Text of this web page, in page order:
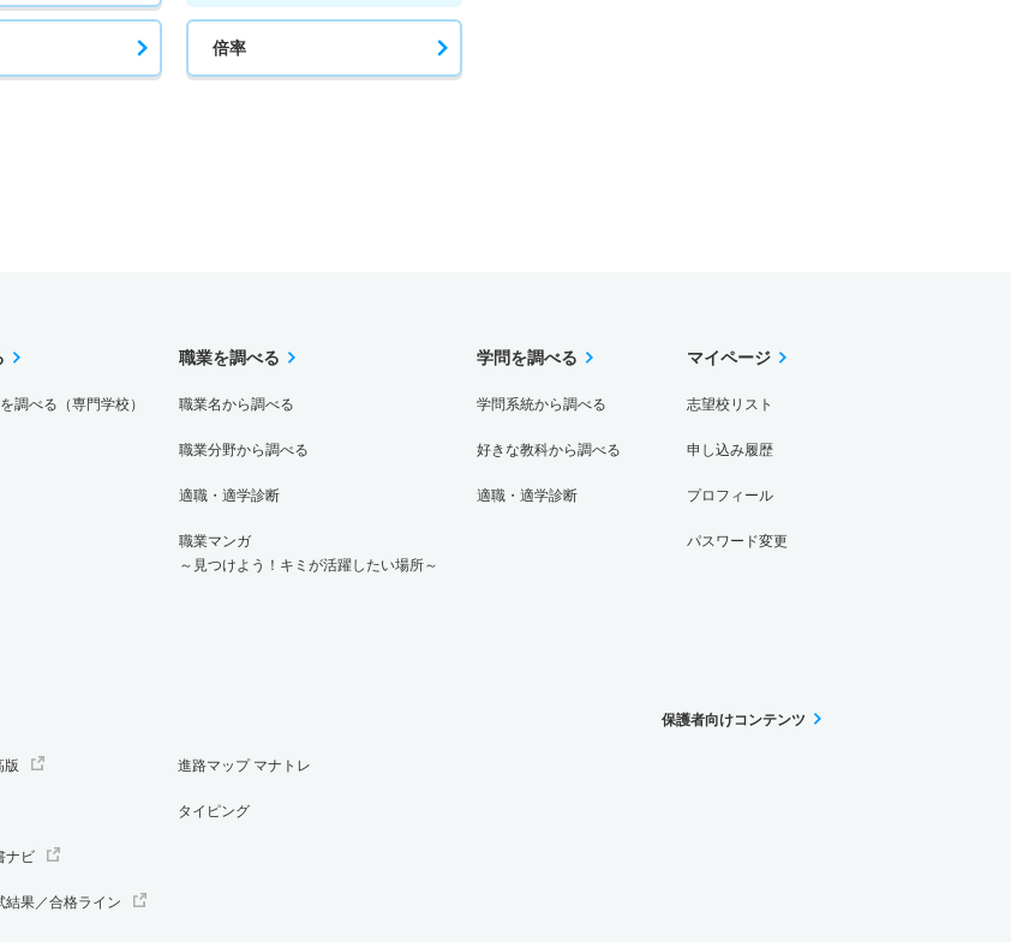
倍率
調べる（専門学校）
職業を調べる
職業名から調べる
職業分野から調べる
適職・適学診断
職業マンガ
～見つけよう！キミが活躍したい場所～
学問を調べる
学問系統から調べる
好きな教科から調べる
適職・適学診断
マイページ
志望校リスト
申し込み履歴
プロフィール
パスワード変更
版
ナビ
結果／合格ライン
進路マップ マナトレ
タイピング
保護者向けコンテンツ